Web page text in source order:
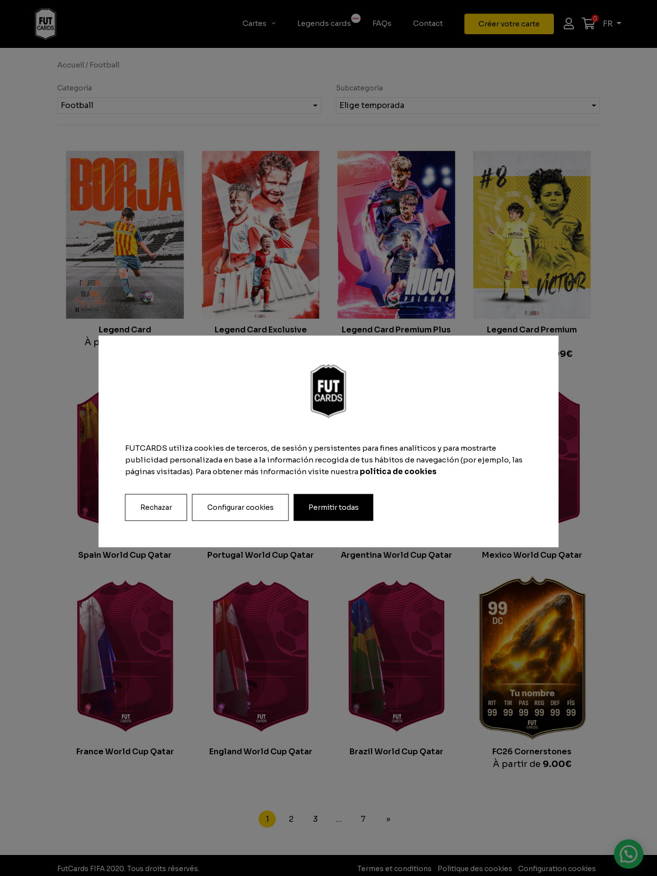
Cartes Legends cards FAQs Contact Créer votre carte
0
FR
Accueil / Football
Categoría
Football
Subcategoría
Elige temporada
Legend Card
À partir de
Legend Card Exclusive Legend Card Premium Plus
Legend Card Premium
19.99€
Spain World Cup Qatar Portugal World Cup Qatar Argentina World Cup Qatar Mexico World Cup Qatar
France World Cup Qatar England World Cup Qatar Brazil World Cup Qatar FC26 Cornerstones
À partir de 9.00€
1 2 3 … 7 »
FutCards FIFA 2020. Tous droits réservés. Termes et conditions Politique des cookies Configuration cookies
FUTCARDS utiliza cookies de terceros, de sesión y persistentes para fines analíticos y para mostrarte
publicidad personalizada en base a la información recogida de tus hábitos de navegación (por ejemplo, las
páginas visitadas). Para obtener más información visite nuestra política de cookies
Rechazar Configurar cookies Permitir todas